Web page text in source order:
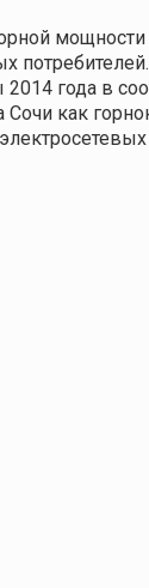
мощности
потребителей.
года в
как